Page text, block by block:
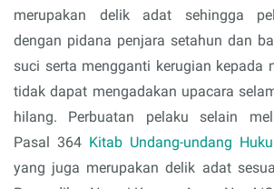
merupakan delik adat sehingga
dengan pidana penjara setahun dan
suci serta mengganti kerugian kepada
tidak dapat mengadakan upacara
hilang. Perbuatan pelaku selain
Pasal 364 Kitab Undang-undang
yang juga merupakan delik adat